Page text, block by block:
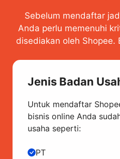
Sebelum mendaftar
Anda perlu memenuhi
disediakan oleh Shopee.
Jenis Badan
Untuk mendaftar
bisnis online Anda
usaha seperti:
PT